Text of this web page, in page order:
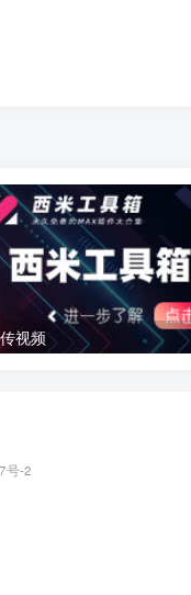
视频
号-2